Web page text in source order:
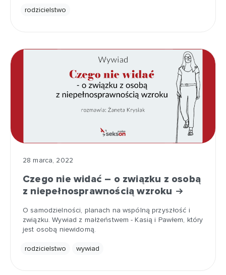
rodzicielstwo
28 marca, 2022
Czego nie widać – o związku z osobą
z niepełnosprawnością wzroku
O samodzielności, planach na wspólną przyszłość i
związku. Wywiad z małżeństwem - Kasią i Pawłem, który
jest osobą niewidomą.
rodzicielstwo wywiad